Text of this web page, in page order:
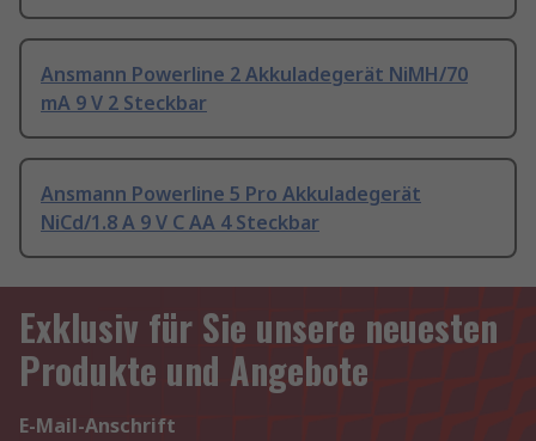
Ansmann Powerline 2 Akkuladegerät NiMH/70
mA 9 V 2 Steckbar
Ansmann Powerline 5 Pro Akkuladegerät
NiCd/1.8 A 9 V C AA 4 Steckbar
Exklusiv für Sie unsere neuesten
Produkte und Angebote
E-Mail-Anschrift